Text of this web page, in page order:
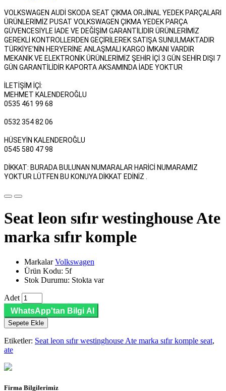
VOLKSWAGEN AUDİ SKODA SEAT ÇIKMA ORJİNAL YEDEK PARÇALARI
ÜRÜNLERİMİZ PUSAT VOLKSWAGEN ÇIKMA YEDEK PARÇA
GÜVENCESİYLE İADE VE DEĞİŞİM GARANTİLİDİR ÜRÜNLERİMİZ
GEREKLİ KONTROLLERDEN GEÇİRİLEREK SATIŞA SUNULMAKTADIR
TÜRKİYE’NİN HERYERİNE ANLAŞMALI KARGO İMKANI VARDIR
MEKANİK VE ELEKTRONİK ÜRÜNLERİMİZ ŞEHİR İÇİ 3 GÜN SEHİR DIŞI 7
GÜN GARANTİLİDİR KAPORTA AKSAMINDA İADE YOKTUR
İLETİŞİM İÇİ:
MEHMET KALENDEROĞLU
0535 461 99 68
0532 354 82 06
HÜSEYİN KALENDEROĞLU
0545 580 47 98
DİKKAT: BURADA BULUNAN NUMARALAR HARİCİ NUMARAMIZ
YOKTUR LÜTFEN BU KONUYA DİKKAT EDİNİZ .
Seat leon sıfır westinghouse Ate
marka sıfır komple
MarkalarVolkswagen
Ürün Kodu: 5f
Stok Durumu: Stokta var
Adet
WhatsApp'tan Bilgi Al
Sepete Ekle
Etiketler: Seat leon sıfır westinghouse Ate marka sıfır komple seat,
ate
Firma Bilgilerimiz